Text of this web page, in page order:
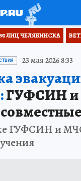
ЛИЦ ЧЕЛЯБИНСКА
23 мая 2026 8:33
ГУФСИН
ГУФСИН и